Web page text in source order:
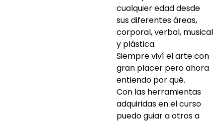
cualquier edad desde
sus diferentes áreas,
corporal, verbal, musical
y plástica.
Siempre viví el arte con
gran placer pero ahora
entiendo por qué.
Con las herramientas
adquiridas en el curso
puedo guiar a otros a